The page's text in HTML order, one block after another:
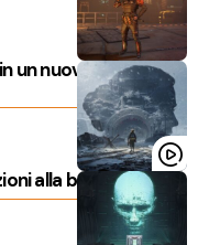
un nuovo trailer
alla beta del gioco